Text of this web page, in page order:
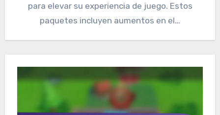
para elevar su experiencia de juego. Estos
paquetes incluyen aumentos en el…